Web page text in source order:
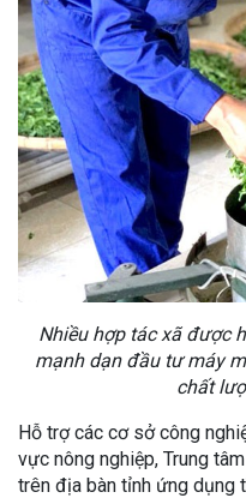
Nhiều hợp tác xã được
mạnh dạn đầu tư máy
chất
Hỗ trợ các cơ sở công
vực nông nghiệp, Trung
trên địa bàn tỉnh ứng dụng